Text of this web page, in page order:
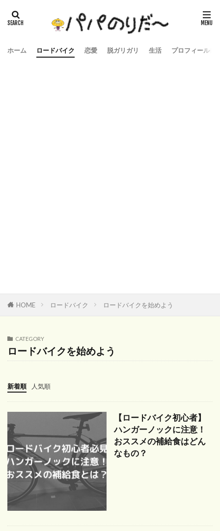
ホーム ロードバイク 恋愛 脱ガリガリ 生活 プロフィール
HOME ロードバイク ロードバイクを始めよう
CATEGORY
ロードバイクを始めよう
新着順 人気順
【ロードバイク初心者】
ハンガーノックに注意！
おススメの補給食はどん
なもの？